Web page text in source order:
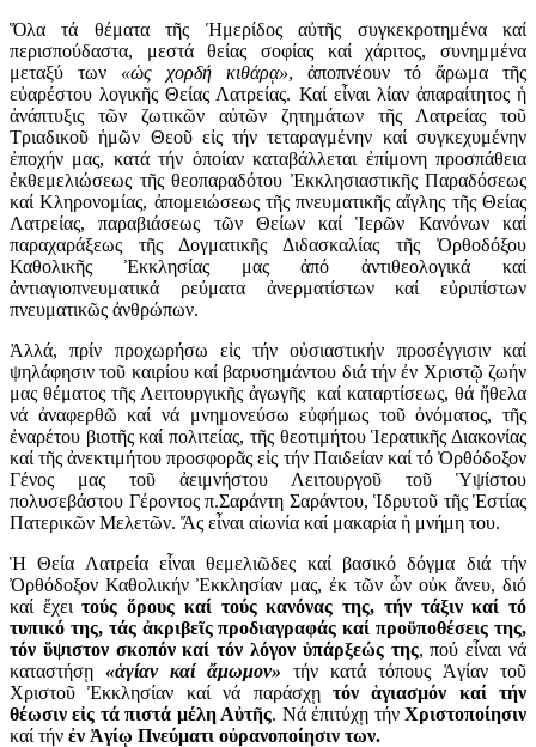
Ὅλα τά θέματα τῆς Ἡμερίδος αὐτῆς συγκεκροτημένα καί
περισπούδαστα, μεστά θείας σοφίας καί χάριτος, συνημμένα
μεταξύ των «ὡς χορδή κιθάρᾳ», ἀποπνέουν τό ἄρωμα τῆς
εὐαρέστου λογικῆς Θείας Λατρείας. Καί εἶναι λίαν ἀπαραίτητος ἡ
ἀνάπτυξις τῶν ζωτικῶν αὐτῶν ζητημάτων τῆς Λατρείας τοῦ
Τριαδικοῦ ἡμῶν Θεοῦ εἰς τήν τεταραγμένην καί συγκεχυμένην
ἐποχήν μας, κατά τήν ὁποίαν καταβάλλεται ἐπίμονη προσπάθεια
ἐκθεμελιώσεως τῆς θεοπαραδότου Ἐκκλησιαστικῆς Παραδόσεως
καί Κληρονομίας, ἀπομειώσεως τῆς πνευματικῆς αἴγλης τῆς Θείας
Λατρείας, παραβιάσεως τῶν Θείων καί Ἱερῶν Κανόνων καί
παραχαράξεως τῆς Δογματικῆς Διδασκαλίας τῆς Ὀρθοδόξου
Καθολικῆς Ἐκκλησίας μας ἀπό ἀντιθεολογικά καί
ἀντιαγιοπνευματικά ρεύματα ἀνερματίστων καί εὐριπίστων
πνευματικῶς ἀνθρώπων.
Ἀλλά, πρίν προχωρήσω εἰς τήν οὐσιαστικήν προσέγγισιν καί
ψηλάφησιν τοῦ καιρίου καί βαρυσημάντου διά τήν ἐν Χριστῷ ζωήν
μας θέματος τῆς Λειτουργικῆς ἀγωγῆς καί καταρτίσεως, θά ἤθελα
νά ἀναφερθῶ καί νά μνημονεύσω εὐφήμως τοῦ ὀνόματος, τῆς
ἐναρέτου βιοτῆς καί πολιτείας, τῆς θεοτιμήτου Ἱερατικῆς Διακονίας
καί τῆς ἀνεκτιμήτου προσφορᾶς εἰς τήν Παιδείαν καί τό Ὀρθόδοξον
Γένος μας τοῦ ἀειμνήστου Λειτουργοῦ τοῦ Ὑψίστου
πολυσεβάστου Γέροντος π.Σαράντη Σαράντου, Ἱδρυτοῦ τῆς Ἑστίας
Πατερικῶν Μελετῶν. Ἄς εἶναι αἰωνία καί μακαρία ἡ μνήμη του.
Ἡ Θεία Λατρεία εἶναι θεμελιῶδες καί βασικό δόγμα διά τήν
Ὀρθόδοξον Καθολικήν Ἐκκλησίαν μας, ἐκ τῶν ὧν οὐκ ἄνευ, διό
καί ἔχειτούς ὅρους καί τούς κανόνας της, τήν τάξιν καί τό
τυπικό της, τάς ἀκριβεῖς προδιαγραφάς καί προϋποθέσεις της,
τόν ὕψιστον σκοπόν καί τόν λόγον ὑπάρξεώς της, πού εἶναι νά
καταστήσῃ «ἁγίαν καί ἄμωμον» τήν κατά τόπους Ἁγίαν τοῦ
Χριστοῦ Ἐκκλησίαν καί νά παράσχῃ τόν ἁγιασμόν καί τήν
θέωσιν εἰς τά πιστά μέλη Αὐτῆς. Νά ἐπιτύχῃ τήνΧριστοποίησιν
καί τήν ἐν Ἁγίῳ Πνεύματι οὐρανοποίησιν των.